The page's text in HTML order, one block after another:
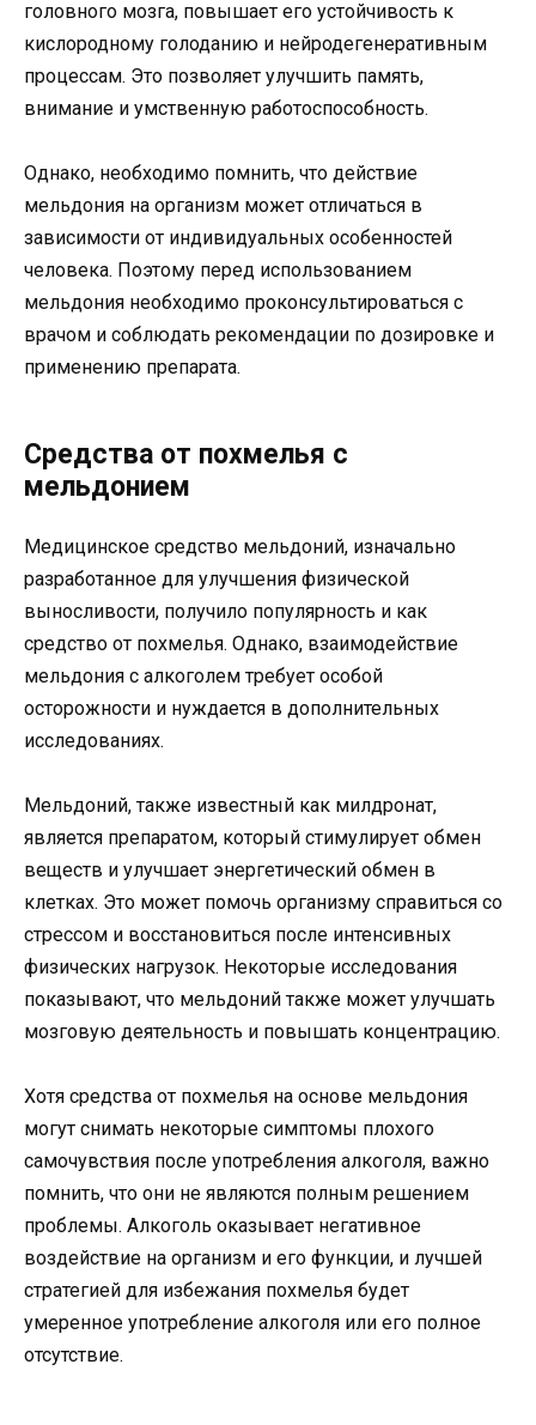
головного мозга, повышает его устойчивость к
кислородному голоданию и нейродегенеративным
процессам. Это позволяет улучшить память,
внимание и умственную работоспособность.
Однако, необходимо помнить, что действие
мельдония на организм может отличаться в
зависимости от индивидуальных особенностей
человека. Поэтому перед использованием
мельдония необходимо проконсультироваться с
врачом и соблюдать рекомендации по дозировке и
применению препарата.
Средства от похмелья с
мельдонием
Медицинское средство мельдоний, изначально
разработанное для улучшения физической
выносливости, получило популярность и как
средство от похмелья. Однако, взаимодействие
мельдония с алкоголем требует особой
осторожности и нуждается в дополнительных
исследованиях.
Мельдоний, также известный как милдронат,
является препаратом, который стимулирует обмен
веществ и улучшает энергетический обмен в
клетках. Это может помочь организму справиться со
стрессом и восстановиться после интенсивных
физических нагрузок. Некоторые исследования
показывают, что мельдоний также может улучшать
мозговую деятельность и повышать концентрацию.
Хотя средства от похмелья на основе мельдония
могут снимать некоторые симптомы плохого
самочувствия после употребления алкоголя, важно
помнить, что они не являются полным решением
проблемы. Алкоголь оказывает негативное
воздействие на организм и его функции, и лучшей
стратегией для избежания похмелья будет
умеренное употребление алкоголя или его полное
отсутствие.